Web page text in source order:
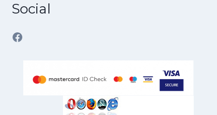
Social
Facebook